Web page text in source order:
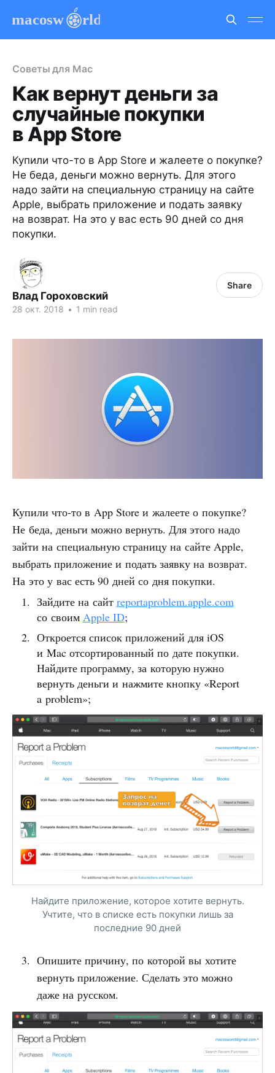
Советы для Mac
Как вернут деньги за
случайные покупки
в App Store
Купили что-то в App Store и жалеете о покупке?
Не беда, деньги можно вернуть. Для этого
надо зайти на специальную страницу на сайте
Apple, выбрать приложение и подать заявку
на возврат. На это у вас есть 90 дней со дня
покупки.
Влад Гороховский
28 окт. 2018 • 1 min read
Share
Купили что-то в App Store и жалеете о покупке?
Не беда, деньги можно вернуть. Для этого надо
зайти на специальную страницу на сайте Apple,
выбрать приложение и подать заявку на возврат.
На это у вас есть 90 дней со дня покупки.
Зайдите на сайт reportaproblem.apple.com
со своим Apple ID;
Откроется список приложений для iOS
и Mac отсортированный по дате покупки.
Найдите программу, за которую нужно
вернуть деньги и нажмите кнопку «Report
a problem»;
Найдите приложение, которое хотите вернуть.
Учтите, что в списке есть покупки лишь за
последние 90 дней
Опишите причину, по которой вы хотите
вернуть приложение. Сделать это можно
даже на русском.